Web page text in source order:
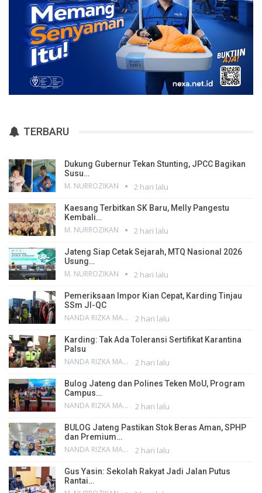
TERBARU
Dukung Gubernur Tekan Stunting, JPCC Bagikan
Susu…
M. NURROZIKAN 2 hari lalu
Kaesang Terbitkan SK Baru, Melly Pangestu
Kembali…
M. NURROZIKAN 2 hari lalu
Jateng Siap Cetak Sejarah, MTQ Nasional 2026
Usung…
M. NURROZIKAN 2 hari lalu
Pemeriksaan Impor Kian Cepat, Karding Tinjau
SSm JI-QC
NANDA RIZKA MAHENDRA 2 hari lalu
Karding: Tak Ada Toleransi Sertifikat Karantina
Palsu
NANDA RIZKA MAHENDRA 2 hari lalu
Bulog Jateng dan Polines Teken MoU, Program
Campus…
NANDA RIZKA MAHENDRA 2 hari lalu
BULOG Jateng Pastikan Stok Beras Aman, SPHP
dan Premium…
NANDA RIZKA MAHENDRA 2 hari lalu
Gus Yasin: Sekolah Rakyat Jadi Jalan Putus
Rantai…